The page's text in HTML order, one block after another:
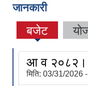
जानकारी
बजेट
आ व
मिति: 03/31/2026